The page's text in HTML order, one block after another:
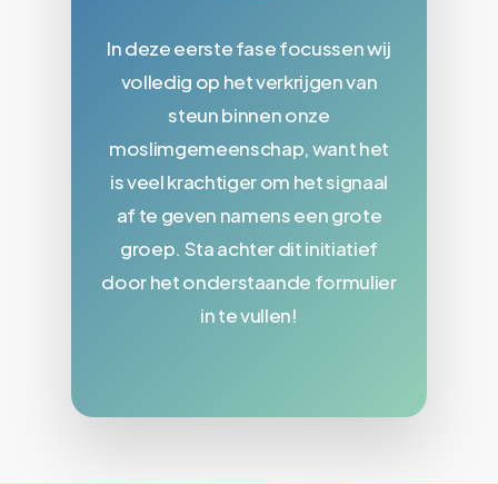
In deze eerste fase focussen wij
volledig op het verkrijgen van
steun binnen onze
moslimgemeenschap, want het
is veel krachtiger om het signaal
af te geven namens een grote
groep. Sta achter dit initiatief
door het onderstaande formulier
in te vullen!